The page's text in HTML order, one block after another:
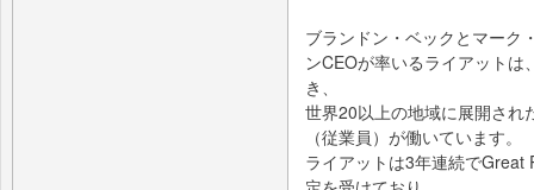
ブランドン・ベックとマーク
ンCEOが率いるライアット
き、
世界20以上の地域に展開され
（従業員）が働いています。
ライアットは3年連続でGreat